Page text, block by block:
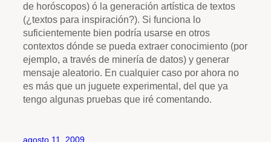
de horóscopos) ó la generación artística de textos
(¿textos para inspiración?). Si funciona lo
suficientemente bien podría usarse en otros
contextos dónde se pueda extraer conocimiento (por
ejemplo, a través de minería de datos) y generar
mensaje aleatorio. En cualquier caso por ahora no
es más que un juguete experimental, del que ya
tengo algunas pruebas que iré comentando.
agosto 11, 2009